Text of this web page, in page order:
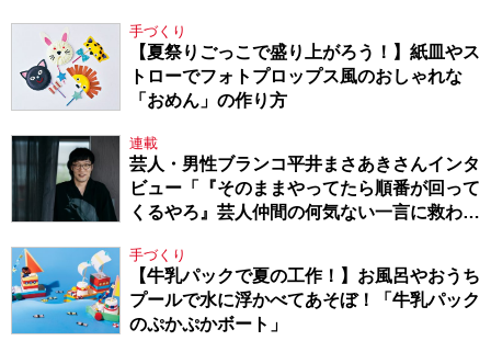
手づくり
【夏祭りごっこで盛り上がろう！】紙皿やス
トローでフォトプロップス風のおしゃれな
「おめん」の作り方
連載
芸人・男性ブランコ平井まさあきさんインタ
ビュー「『そのままやってたら順番が回って
くるやろ』芸人仲間の何気ない一言に救われ
手づくり
【牛乳パックで夏の工作！】お風呂やおうち
プールで水に浮かべてあそぼ！「牛乳パック
のぷかぷかボート」